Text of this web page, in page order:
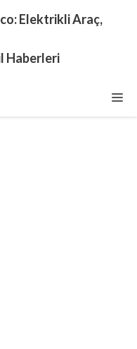
Elektrikli Araç,
Haberleri